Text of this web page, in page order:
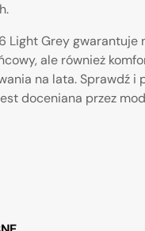
Light Grey gwarantuje
ale również
na lata. Sprawdź i
doceniana przez